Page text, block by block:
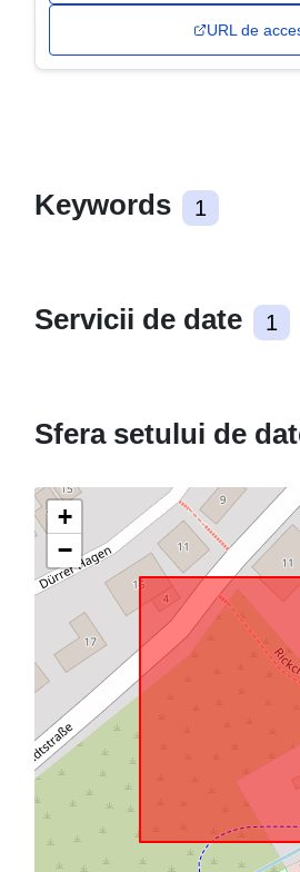
URL de
Keywords 1
Servicii de date 1
Sfera setului de
+
−